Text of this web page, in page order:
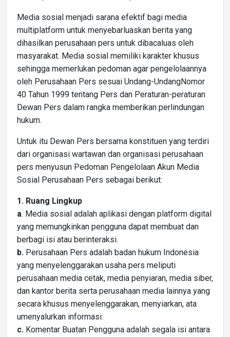
Media sosial menjadi sarana efektif bagi media
multiplatform untuk menyebarluaskan berita yang
dihasilkan perusahaan pers untuk dibacaluas oleh
masyarakat. Media sosial memiliki karakter khusus
sehingga memerlukan pedoman agar pengelolaannya
oleh Perusahaan Pers sesuai Undang-UndangNomor
40 Tahun 1999 tentang Pers dan Peraturan-peraturan
Dewan Pers dalam rangka memberikan perlindungan
hukum.
Untuk itu Dewan Pers bersama konstituen yang terdiri
dari organisasi wartawan dan organisasi perusahaan
pers menyusun Pedoman Pengelolaan Akun Media
Sosial Perusahaan Pers sebagai berikut:
1. Ruang Lingkup
a. Media sosial adalah aplikasi dengan platform digital
yang memungkinkan pengguna dapat membuat dan
berbagi isi atau berinteraksi.
b. Perusahaan Pers adalah badan hukum Indonesia
yang menyelenggarakan usaha pers meliputi
perusahaan media cetak, media penyiaran, media siber,
dan kantor berita serta perusahaan media lainnya yang
secara khusus menyelenggarakan, menyiarkan, ata
umenyalurkan informasi.
c. Komentar Buatan Pengguna adalah segala isi antara